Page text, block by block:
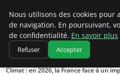
Climatedebtagents
Accueil
Politique climatique
Climat : en 2026, la France face à un
Nous utilisons des cookies pour
de navigation. En poursuivant,
de confidentialité. En savoir plus
Refuser Accepter